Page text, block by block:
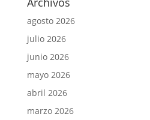
agosto 2026
julio 2026
junio 2026
mayo 2026
abril 2026
marzo 2026